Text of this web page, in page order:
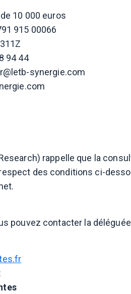
10 000 euros
915 00066
94 44
synergie.com
rappelle que la
des conditions ci-
pouvez contacter la